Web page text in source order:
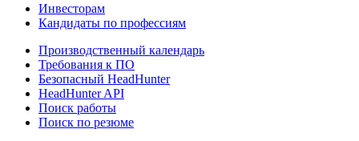
Инвесторам
Кандидаты по профессиям
Производственный календарь
Требования к ПО
Безопасный HeadHunter
HeadHunter API
Поиск работы
Поиск по резюме